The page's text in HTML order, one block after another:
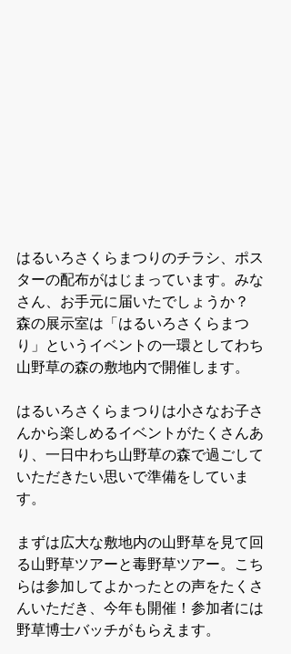
はるいろさくらまつりのチラシ、ポス
ターの配布がはじまっています。みな
さん、お手元に届いたでしょうか？
森の展示室は「はるいろさくらまつ
り」というイベントの一環としてわち
山野草の森の敷地内で開催します。
はるいろさくらまつりは小さなお子さ
んから楽しめるイベントがたくさんあ
り、一日中わち山野草の森で過ごして
いただきたい思いで準備をしていま
す。
まずは広大な敷地内の山野草を見て回
る山野草ツアーと毒野草ツアー。こち
らは参加してよかったとの声をたくさ
んいただき、今年も開催！参加者には
野草博士バッチがもらえます。